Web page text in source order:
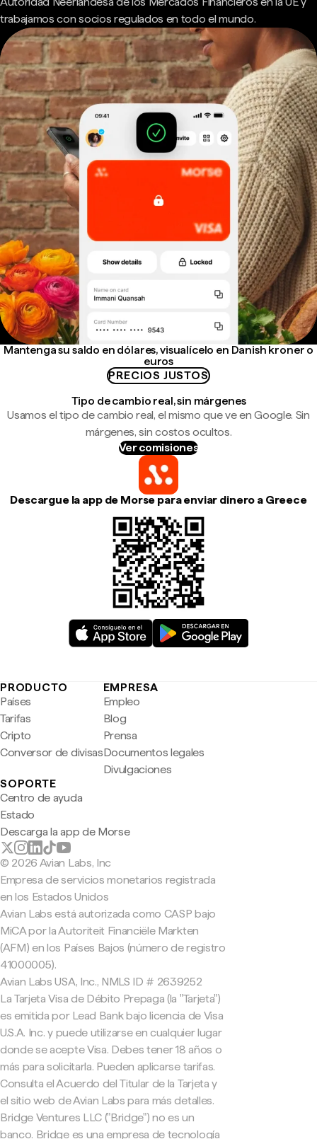
trabajamos con socios regulados en todo el mundo.
Mantenga su saldo en dólares, visualícelo en Danish kroner o
euros
PRECIOS JUSTOS
Tipo de cambio real, sin márgenes
Usamos el tipo de cambio real, el mismo que ve en Google. Sin
márgenes, sin costos ocultos.
Ver comisiones
Descargue la app de Morse para enviar dinero a Greece
PRODUCTO
Países
Tarifas
Cripto
Conversor de divisas
EMPRESA
Empleo
Blog
Prensa
Documentos legales
Divulgaciones
SOPORTE
Centro de ayuda
Estado
Descarga la app de Morse
© 2026 Avian Labs, Inc
Empresa de servicios monetarios registrada
en los Estados Unidos
Avian Labs está autorizada como CASP bajo
MiCA por la Autoriteit Financiële Markten
(AFM) en los Países Bajos (número de registro
41000005).
Avian Labs USA, Inc., NMLS ID # 2639252
La Tarjeta Visa de Débito Prepaga (la "Tarjeta")
es emitida por Lead Bank bajo licencia de Visa
U.S.A. Inc. y puede utilizarse en cualquier lugar
donde se acepte Visa. Debes tener 18 años o
más para solicitarla. Pueden aplicarse tarifas.
Consulta el Acuerdo del Titular de la Tarjeta y
el sitio web de Avian Labs para más detalles.
Bridge Ventures LLC ("Bridge") no es un
banco. Bridge es una empresa de tecnología